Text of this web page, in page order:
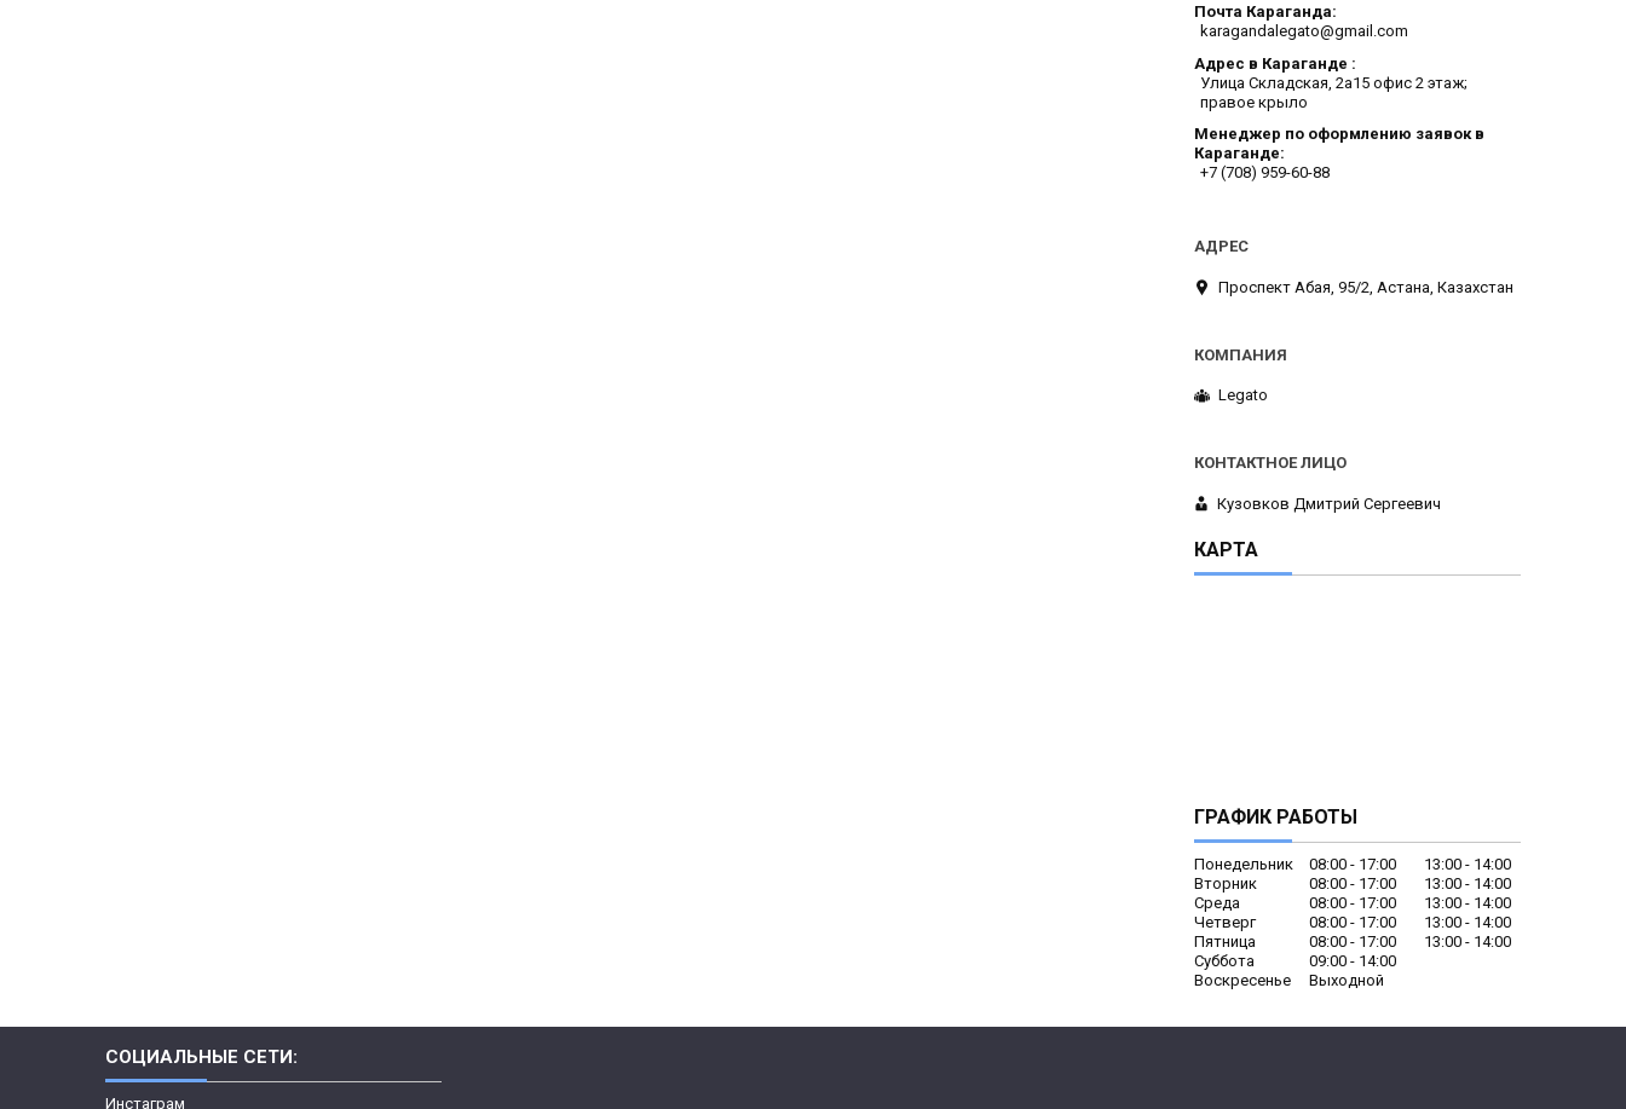
Почта Караганда
karagandalegato@gmail.com
Адрес в Караганде
​Улица Складская, 2а​15 офис 2 этаж;
правое крыло
Менеджер по оформлению заявок в
Караганде
+7 (708) 959-60-88
​Проспект Абая, 95/2, Астана, Казахстан
Legato
Кузовков Дмитрий Сергеевич
КАРТА
ГРАФИК РАБОТЫ
Понедельник 08:00 17:00 13:00
14:00
Вторник
08:00 17:00 13:00
14:00
Среда
08:00 17:00 13:00
14:00
Четверг
08:00 17:00 13:00
14:00
Пятница
08:00 17:00 13:00
14:00
Суббота
09:00
14:00
Воскресенье
Выходной
СОЦИАЛЬНЫЕ СЕТИ:
Инстаграм